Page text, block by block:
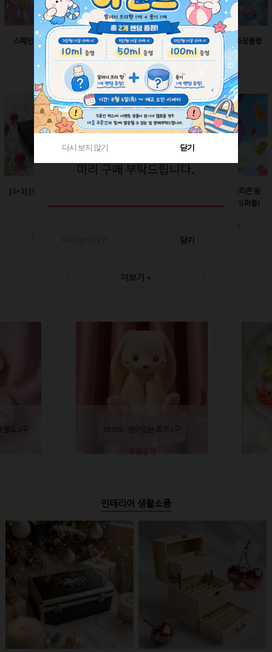
스페인산 향료-향수향
2ml
회원공개
스페인산 향료-비누향
2ml
회원공개
스페인산 향료-화장품향
2ml
회원공개
[1+1] [한정판매]매트블
회원공개
60ml-몬스터 실리콘 원
터치캡 튜브용기(퍼플)
회원공개
더보기 +
드 1구 BB019 - 앉아있는 토끼 1구
회원공개
인테리어 생활소품
다시 보지 않기 닫기
다시 보지 않기 닫기
닫기